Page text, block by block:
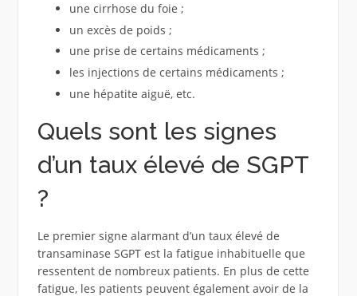
une cirrhose du foie ;
un excès de poids ;
une prise de certains médicaments ;
les injections de certains médicaments ;
une hépatite aiguë, etc.
Quels sont les signes
d’un taux élevé de SGPT
?
Le premier signe alarmant d’un taux élevé de
transaminase SGPT est la fatigue inhabituelle que
ressentent de nombreux patients. En plus de cette
fatigue, les patients peuvent également avoir de la